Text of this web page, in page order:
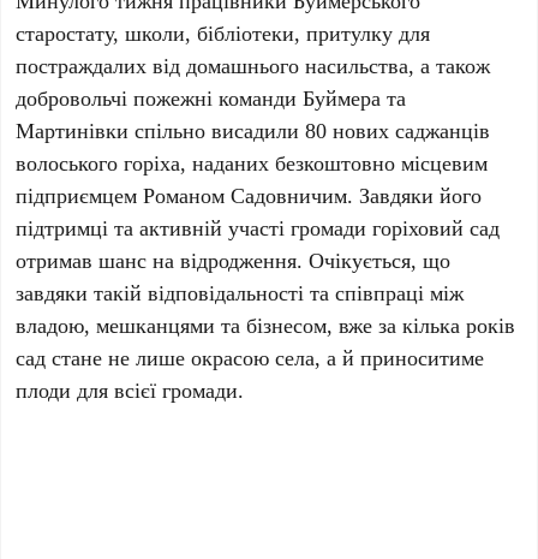
старостату, школи, бібліотеки, притулку для
постраждалих від домашнього насильства, а також
добровольчі пожежні команди Буймера та
Мартинівки спільно висадили 80 нових саджанців
волоського горіха, наданих безкоштовно місцевим
підприємцем Романом Садовничим. Завдяки його
підтримці та активній участі громади горіховий сад
отримав шанс на відродження. Очікується, що
завдяки такій відповідальності та співпраці між
владою, мешканцями та бізнесом, вже за кілька років
сад стане не лише окрасою села, а й приноситиме
плоди для всієї громади.